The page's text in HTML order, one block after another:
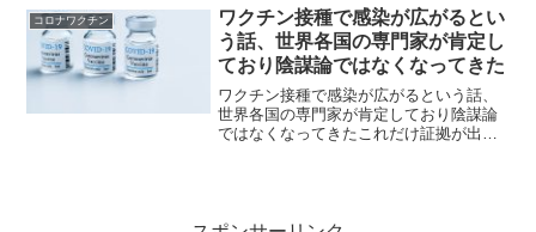
ガイドラインは、異状死体の定義を＞ 確
実に診断された内因...
コロナワクチン
ワクチン接種で感染が広がるとい
う話、世界各国の専門家が肯定し
ており陰謀論ではなくなってきた￼
ワクチン接種で感染が広がるという話、
世界各国の専門家が肯定しており陰謀論
ではなくなってきたこれだけ証拠が出て